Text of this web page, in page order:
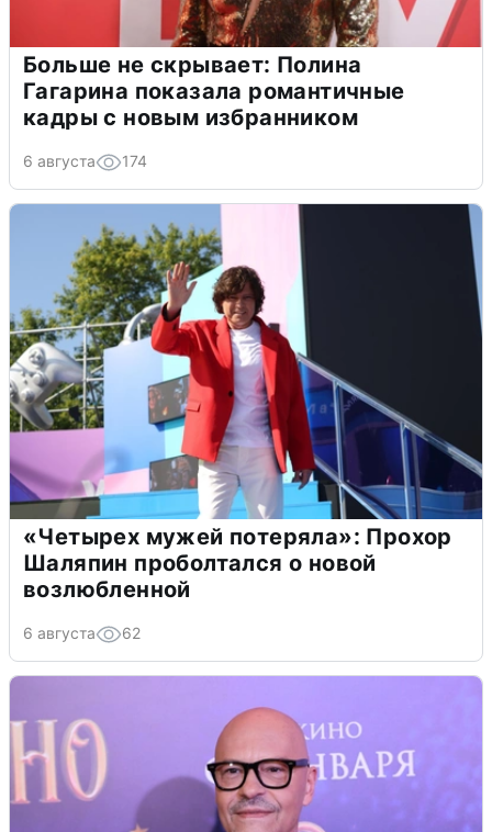
Больше не скрывает: Полина
Гагарина показала романтичные
кадры с новым избранником
6 августа 174
«Четырех мужей потеряла»: Прохор
Шаляпин проболтался о новой
возлюбленной
6 августа 62